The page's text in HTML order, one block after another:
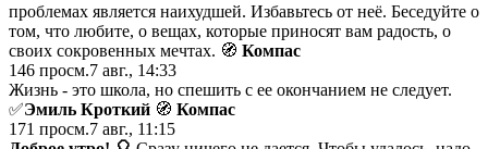
проблемах является наихудшей. Избавьтесь от неё. Беседуйте о
том, что любите, о вещах, которые приносят вам радость, о
своих сокровенных мечтах. 🧭 Компас
146 просм.7 авг., 14:33
Жизнь - это школа, но спешить с ее окончанием не следует.
✅Эмиль Кроткий 🧭 Компас
171 просм.7 авг., 11:15